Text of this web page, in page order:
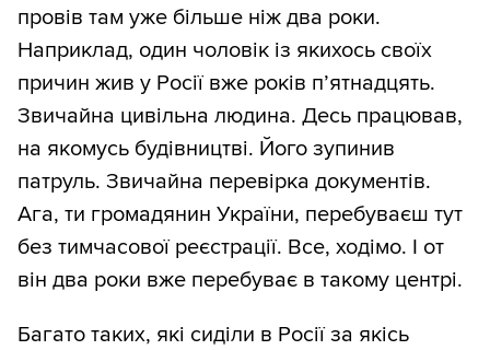
провів там уже більше ніж два роки.
Наприклад, один чоловік із якихось своїх
причин жив у Росії вже років п’ятнадцять.
Звичайна цивільна людина. Десь працював,
на якомусь будівництві. Його зупинив
патруль. Звичайна перевірка документів.
Ага, ти громадянин України, перебуваєш тут
без тимчасової реєстрації. Все, ходімо. І от
він два роки вже перебуває в такому центрі.
Багато таких, які сиділи в Росії за якісь